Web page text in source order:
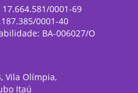
0001-69
0001-40
BA-006027/O
Vila Olímpia,
Itaú